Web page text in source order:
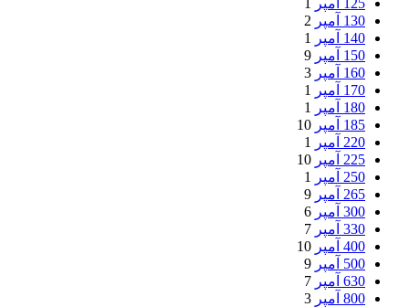
125 آمپر
1
130 آمپر
2
140 آمپر
1
150 آمپر
9
160 آمپر
3
170 آمپر
1
180 آمپر
1
185 آمپر
10
220 آمپر
1
225 آمپر
10
250 آمپر
1
265 آمپر
9
300 آمپر
6
330 آمپر
7
400 آمپر
10
500 آمپر
9
630 آمپر
7
800 آمپر
3